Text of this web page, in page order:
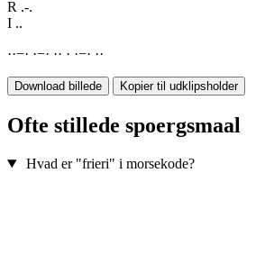
R .-.
I ..
··−· ·−· ·· · ·−· ··
Download billede Kopier til udklipsholder
Ofte stillede spoergsmaal
Hvad er "frieri" i morsekode?